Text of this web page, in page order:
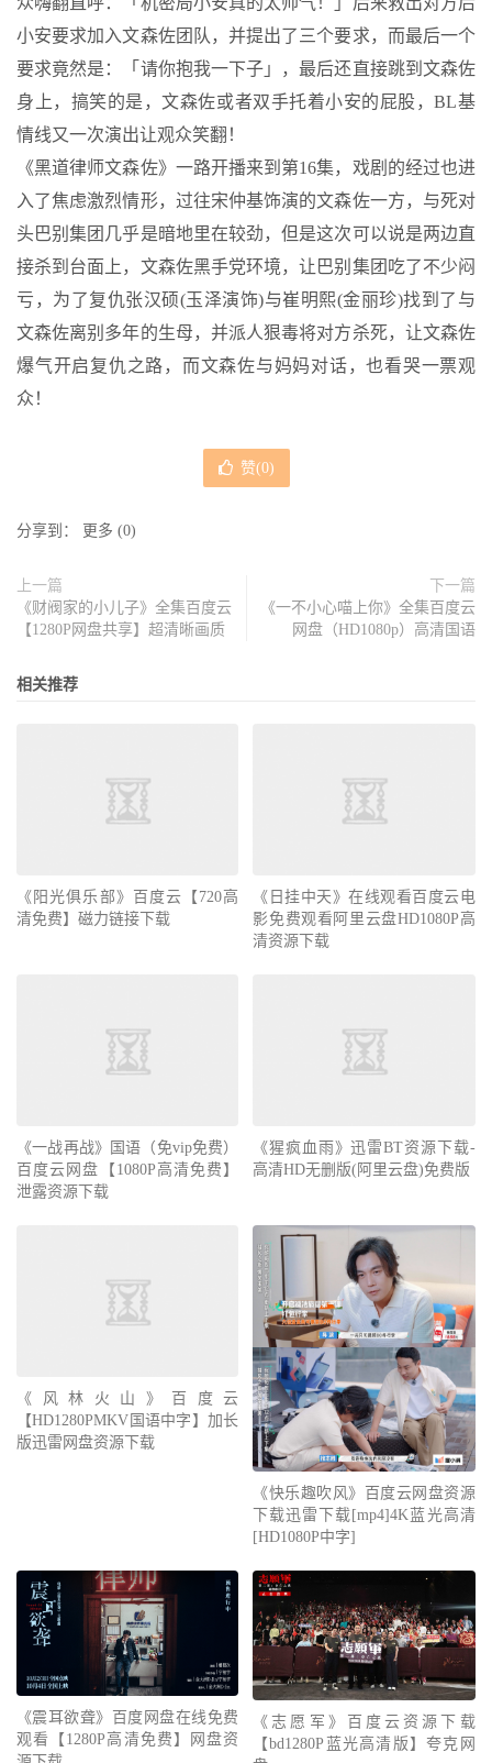
小安要求加入文森佐团队，并提出了三个要求，而最后一个
要求竟然是：「请你抱我一下子」，最后还直接跳到文森佐
身上，搞笑的是，文森佐或者双手托着小安的屁股，BL基
情线又一次演出让观众笑翻！
《黑道律师文森佐》一路开播来到第16集，戏剧的经过也进
入了焦虑激烈情形，过往宋仲基饰演的文森佐一方，与死对
头巴别集团几乎是暗地里在较劲，但是这次可以说是两边直
接杀到台面上，文森佐黑手党环境，让巴别集团吃了不少闷
亏，为了复仇张汉硕(玉泽演饰)与崔明熙(金丽珍)找到了与
文森佐离别多年的生母，并派人狠毒将对方杀死，让文森佐
爆气开启复仇之路，而文森佐与妈妈对话，也看哭一票观
众！
赞(0)
分享到： 更多 (0)
上一篇
《财阀家的小儿子》全集百度云
【1280P网盘共享】超清晰画质
下一篇
《一不小心喵上你》全集百度云
网盘（HD1080p）高清国语
相关推荐
《阳光俱乐部》百度云【720高
清免费】磁力链接下载
《日挂中天》在线观看百度云电
影免费观看阿里云盘HD1080P高
清资源下载
《一战再战》国语（免vip免费）
百度云网盘【1080P高清免费】
泄露资源下载
《猩疯血雨》迅雷BT资源下载-
高清HD无删版(阿里云盘)免费版
《风林火山》百度云
【HD1280PMKV国语中字】加长
版迅雷网盘资源下载
《快乐趣吹风》百度云网盘资源
下载迅雷下载[mp4]4K蓝光高清
[HD1080P中字]
《震耳欲聋》百度网盘在线免费
观看【1280P高清免费】网盘资
《志愿军》百度云资源下载
【bd1280P蓝光高清版】夸克网